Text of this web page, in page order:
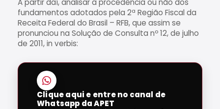
A partir daí, analisar a procedência ou não dos
fundamentos adotados pela 2ª Região Fiscal da
Receita Federal do Brasil – RFB, que assim se
pronunciou na Solução de Consulta nº 12, de julho
de 2011, in verbis:
Clique aqui e entre no canal de
Whatsapp da APET